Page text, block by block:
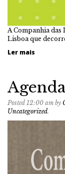
A Companhia das
Lisboa que
Ler mais
Posted 12:00 am by
Uncategorized.